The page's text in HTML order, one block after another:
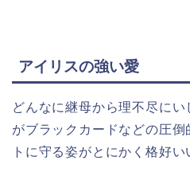
アイリスの強い愛
どんなに継母から理不尽にい
がブラックカードなどの圧
トに守る姿がとにかく格好い